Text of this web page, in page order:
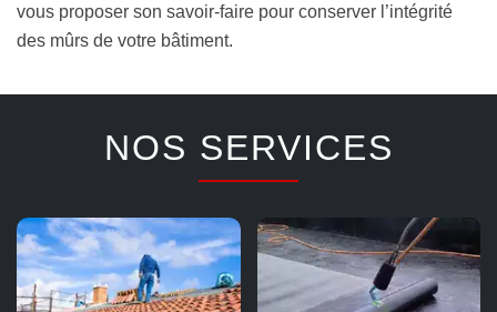
vous proposer son savoir-faire pour conserver l’intégrité
des mûrs de votre bâtiment.
NOS SERVICES